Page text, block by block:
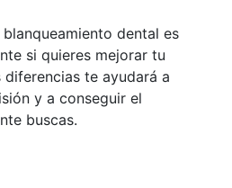
dental es
si quieres mejorar tu
diferencias te ayudará a
y a conseguir el
buscas.